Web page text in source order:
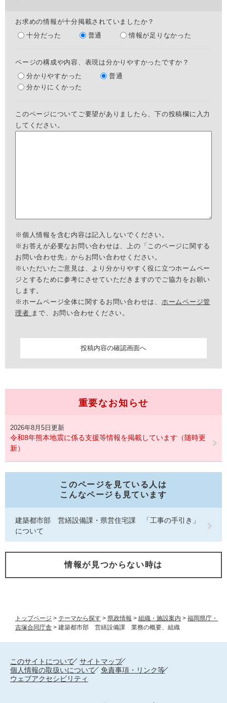
トップページ > テーマから探す > 県政情報 > 組織・施設案内 > 福岡県庁・
吉塚合同庁舎 > 建築都市部 営繕設備課 業務の概要、組織
お求めの情報が十分掲載されていましたか？
十分だった
普通 情報が足りなかった
ページの構成や内容、表現は分かりやすかったですか？
分かりやすかった
普通
分かりにくかった
このページについてご要望がありましたら、下の投稿欄に入力
してください。
※個人情報を含む内容は記入しないでください。
※お答えが必要なお問い合わせは、上の「このページに関する
お問い合わせ先」からお問い合わせください。
※いただいたご意見は、より分かりやすく役に立つホームペー
ジとするために参考にさせていただきますのでご協力をお願い
します。
※ホームページ全体に関するお問い合わせは、 ホームページ管
理者 まで、お問い合わせください。
重要なお知らせ
2026年8月5日更新
令和8年熊本地震に係る支援等情報を掲載しています（随時更
新）
このページを見ている人は
こんなページも見ています
建築都市部 営繕設備課・県営住宅課 「工事の手引き」
について
情報が見つからない時は
このサイトについて
サイトマップ
個人情報の取扱いについて
免責事項・リンク等
ウェブアクセシビリティ